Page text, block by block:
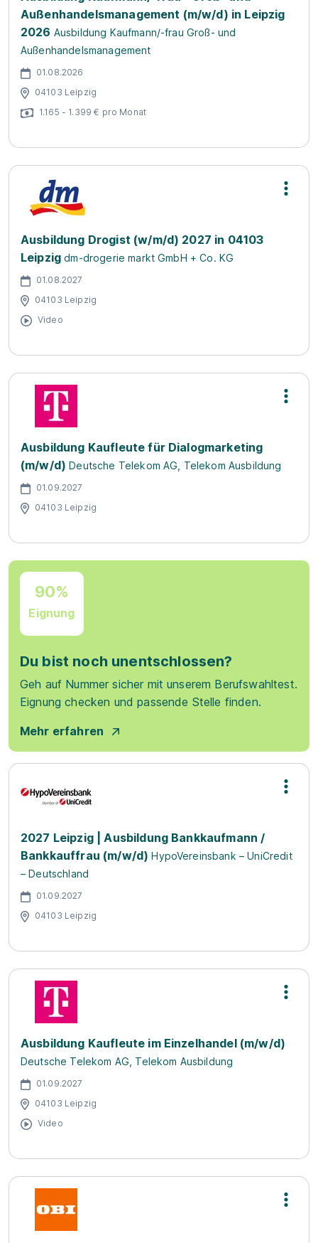
Außenhandelsmanagement (m/w/d) in Leipzig
2026 Ausbildung Kaufmann/-frau Groß- und
Außenhandelsmanagement
01.08.2026
04103 Leipzig
1.165 - 1.399 € pro Monat
Ausbildung Drogist (w/m/d) 2027 in 04103
Leipzig dm-drogerie markt GmbH + Co. KG
01.08.2027
04103 Leipzig
Video
Ausbildung Kaufleute für Dialogmarketing
(m/w/d) Deutsche Telekom AG, Telekom Ausbildung
01.09.2027
04103 Leipzig
90%
Eignung
Du bist noch unentschlossen?
Geh auf Nummer sicher mit unserem Berufswahltest.
Eignung checken und passende Stelle finden.
Mehr erfahren
2027 Leipzig | Ausbildung Bankkaufmann /
Bankkauffrau (m/w/d) HypoVereinsbank – UniCredit
– Deutschland
01.09.2027
04103 Leipzig
Ausbildung Kaufleute im Einzelhandel (m/w/d)
Deutsche Telekom AG, Telekom Ausbildung
01.09.2027
04103 Leipzig
Video